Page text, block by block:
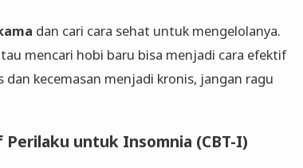
dan cari cara sehat untuk mengelolanya.
mencari hobi baru bisa menjadi cara efektif
kecemasan menjadi kronis, jangan ragu
untuk Insomnia (CBT-I)